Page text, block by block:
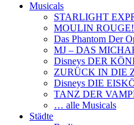
Musicals
STARLIGHT
MOULIN
Das Phantom Der
MJ – DAS
Disneys DER
ZURÜCK IN DIE
Disneys DIE
TANZ DER
… alle Musicals
Städte